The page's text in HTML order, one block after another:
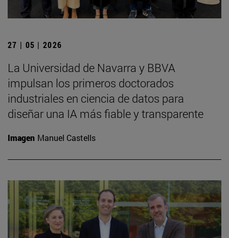
27 | 05 | 2026
La Universidad de Navarra y BBVA
impulsan los primeros doctorados
industriales en ciencia de datos para
diseñar una IA más fiable y transparente
Imagen Manuel Castells